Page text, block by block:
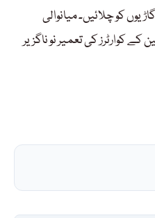
کو چلائیں۔ میانوالی
کوارٹرز کی تعمیر نو ناگزیر